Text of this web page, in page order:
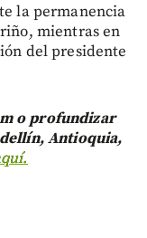
la permanencia
mientras en
del presidente
o profundizar
Antioquia,